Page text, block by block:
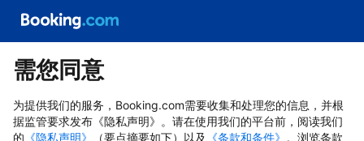
需您同意
为提供我们的服务，Booking.com需要收集和处理您的信息，并根
据监管要求发布《隐私声明》。请在使用我们的平台前，阅读我们
的 《隐私声明》 （要点摘要如下）以及 《条款和条件》 。浏览条款